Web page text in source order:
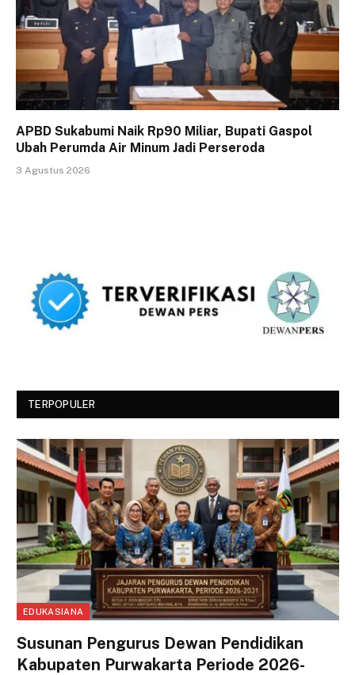
APBD Sukabumi Naik Rp90 Miliar, Bupati Gaspol
Ubah Perumda Air Minum Jadi Perseroda
3 Agustus 2026
TERPOPULER
EDUKASIANA
Susunan Pengurus Dewan Pendidikan
Kabupaten Purwakarta Periode 2026-